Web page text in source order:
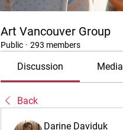
Art Vancouver Group
Public · 293 members
Discussion Media
Back
Darine Daviduk